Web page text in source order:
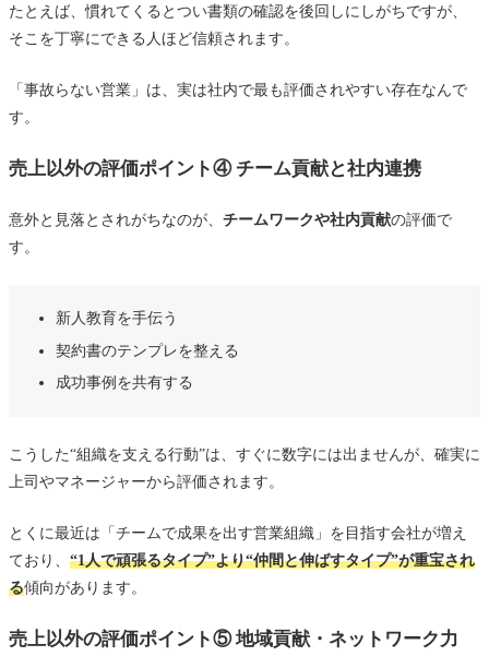
たとえば、慣れてくるとつい書類の確認を後回しにしがちですが、
そこを丁寧にできる人ほど信頼されます。
「事故らない営業」は、実は社内で最も評価されやすい存在なんで
す。
売上以外の評価ポイント④ チーム貢献と社内連携
意外と見落とされがちなのが、 チームワークや社内貢献の評価で
す。
新人教育を手伝う
契約書のテンプレを整える
成功事例を共有する
こうした“組織を支える行動”は、すぐに数字には出ませんが、確実に
上司やマネージャーから評価されます。
とくに最近は「チームで成果を出す営業組織」を目指す会社が増え
ており、 “1人で頑張るタイプ”より“仲間と伸ばすタイプ”が重宝され
る傾向があります。
売上以外の評価ポイント⑤ 地域貢献・ネットワーク力